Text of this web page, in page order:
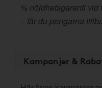
% nöjdhetsgaranti
– får du pengarna
Kampanjer &